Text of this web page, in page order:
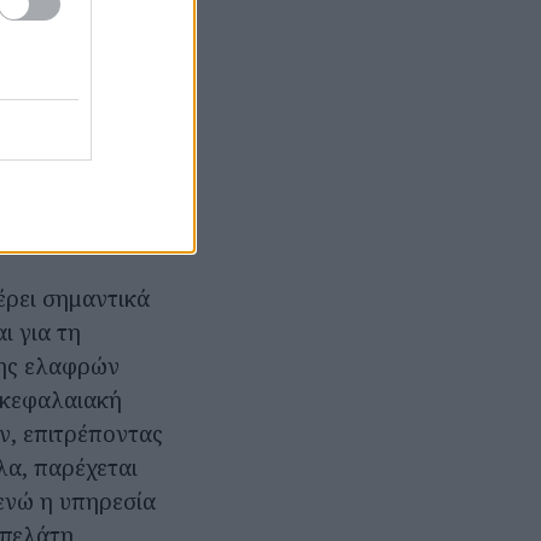
και να
σημαντικά
για τη
ελαφρών
επιτρέποντας
παρέχεται
η υπηρεσία